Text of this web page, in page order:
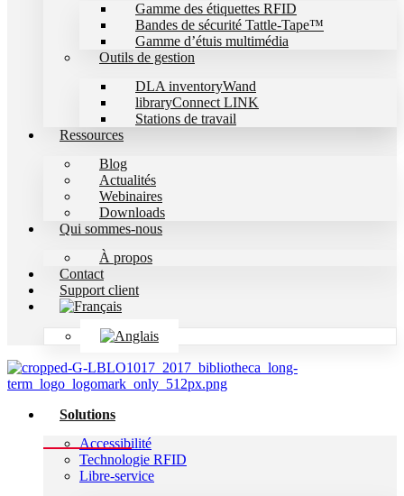
Gamme des étiquettes RFID
Bandes de sécurité Tattle-Tape™
Gamme d’étuis multimédia
Outils de gestion
DLA inventoryWand
libraryConnect LINK
Stations de travail
Ressources
Blog
Actualités
Webinaires
Downloads
Qui sommes-nous
À propos
Contact
Support client
Solutions
Accessibilité
Technologie RFID
Libre-service